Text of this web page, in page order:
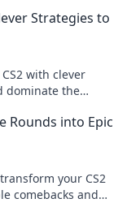
Strategies to
with clever
dominate the
Rounds into Epic
your CS2
comebacks and